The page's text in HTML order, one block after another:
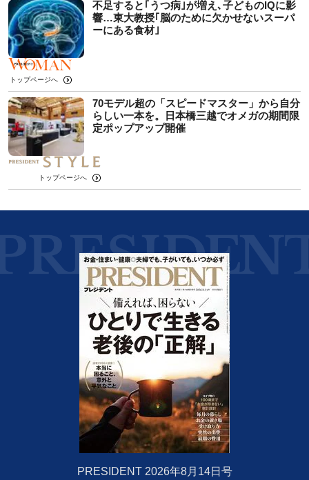
不足すると｢うつ病｣が増え､子どものIQに影
響…東大教授｢脳のために欠かせないスーパ
ーにある食材｣
トップページへ
70モデル超の「スピードマスター」から自分
らしい一本を。日本橋三越でオメガの期間限
定ポップアップ開催
トップページへ
PRESIDENT 2026年8月14日号